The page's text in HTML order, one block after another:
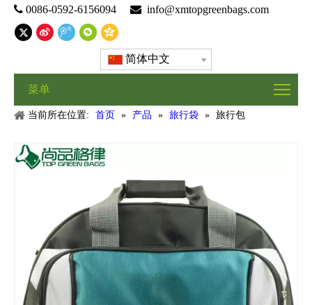
 0086-0592-6156094  info@xmtopgreenbags.com
简体中文
菜单
当前所在位置: 首页 » 产品 » 旅行袋 » 旅行包